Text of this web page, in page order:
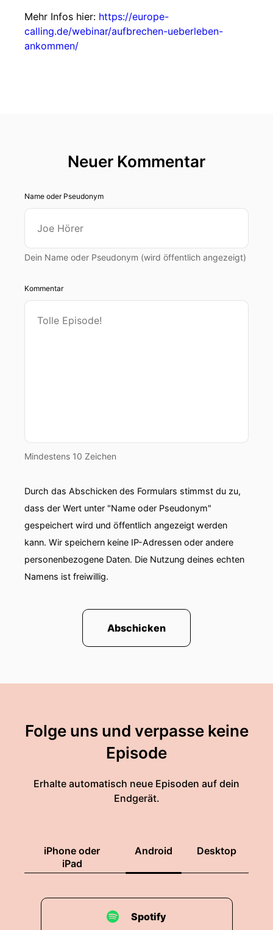
Mehr Infos hier: https://europe-
calling.de/webinar/aufbrechen-ueberleben-
ankommen/
Neuer Kommentar
Name oder Pseudonym
Dein Name oder Pseudonym (wird öffentlich angezeigt)
Kommentar
Mindestens 10 Zeichen
Durch das Abschicken des Formulars stimmst du zu,
dass der Wert unter "Name oder Pseudonym"
gespeichert wird und öffentlich angezeigt werden
kann. Wir speichern keine IP-Adressen oder andere
personenbezogene Daten. Die Nutzung deines echten
Namens ist freiwillig.
Abschicken
Folge uns und verpasse keine
Episode
Erhalte automatisch neue Episoden auf dein
Endgerät.
iPhone oder
iPad
Android Desktop
Spotify